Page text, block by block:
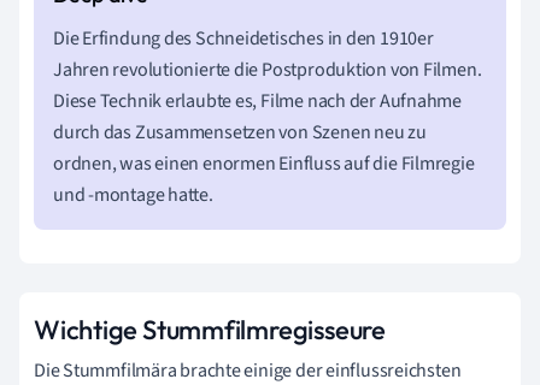
Die Erfindung des Schneidetisches in den 1910er
Jahren revolutionierte die Postproduktion von Filmen.
Diese Technik erlaubte es, Filme nach der Aufnahme
durch das Zusammensetzen von Szenen neu zu
ordnen, was einen enormen Einfluss auf die Filmregie
und -montage hatte.
Wichtige Stummfilmregisseure
Die Stummfilmära brachte einige der einflussreichsten